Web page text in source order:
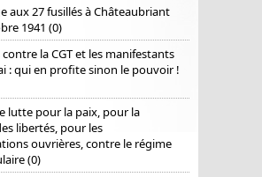
aux 27 fusillés à Châteaubriant
1941 (0)
la CGT et les manifestants
: qui en profite sinon le pouvoir !
lutte pour la paix, pour la
libertés, pour les
ouvrières, contre le régime
(0)